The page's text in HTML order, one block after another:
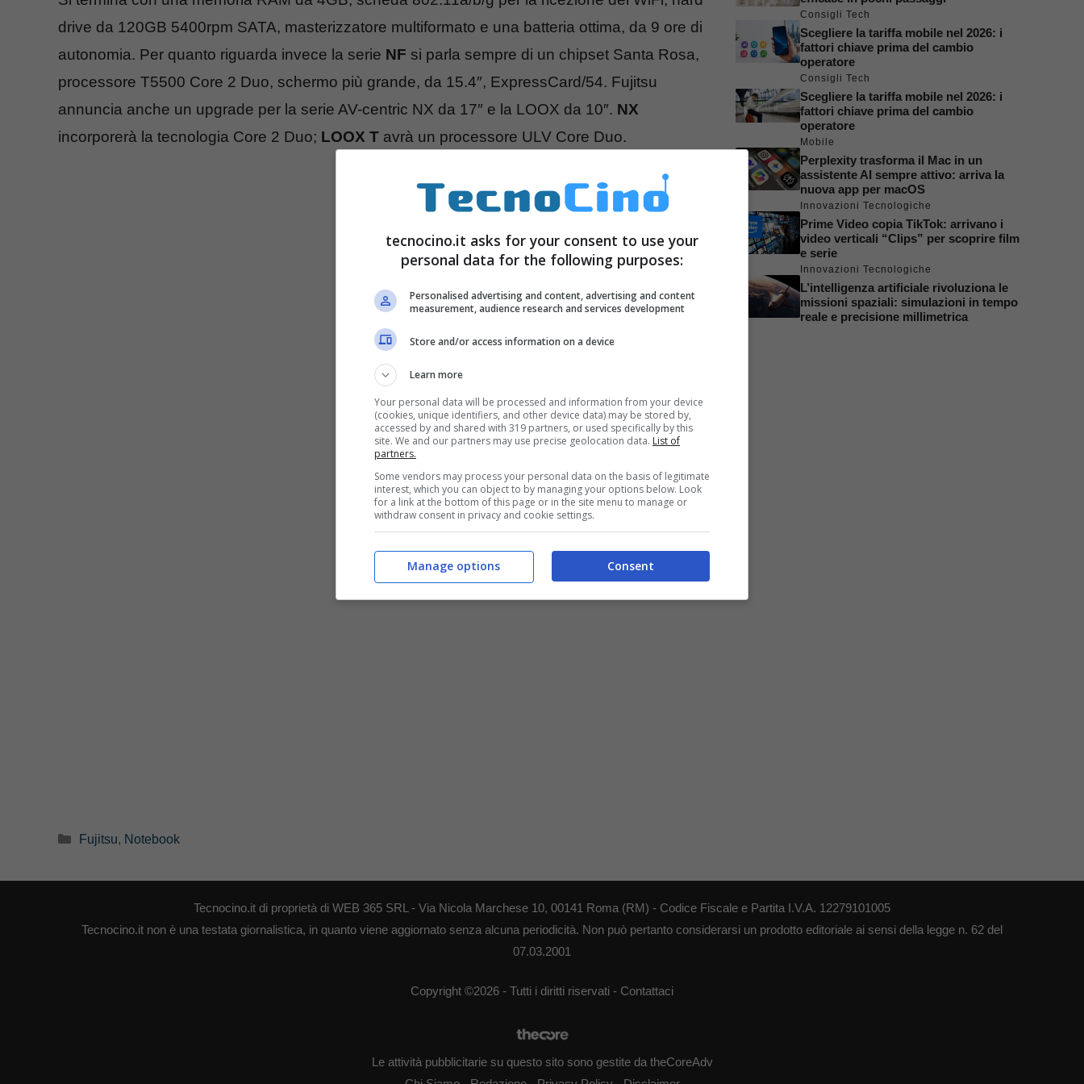
drive da 120GB 5400rpm SATA, masterizzatore multiformato e una batteria ottima, da 9 ore di
autonomia. Per quanto riguarda invece la serie NF si parla sempre di un chipset Santa Rosa,
processore T5500 Core 2 Duo, schermo più grande, da 15.4″, ExpressCard/54. Fujitsu
annuncia anche un upgrade per la serie AV-centric NX da 17″ e la LOOX da 10″. NX
incorporerà la tecnologia Core 2 Duo; LOOX T avrà un processore ULV Core Duo.
Categorie
Fujitsu, Notebook
Consigli Tech
Scegliere la tariffa mobile nel 2026: i
fattori chiave prima del cambio
operatore
Consigli Tech
Scegliere la tariffa mobile nel 2026: i
fattori chiave prima del cambio
operatore
Mobile
Perplexity trasforma il Mac in un
assistente AI sempre attivo: arriva la
nuova app per macOS
Innovazioni Tecnologiche
Prime Video copia TikTok: arrivano i
video verticali “Clips” per scoprire film
e serie
Innovazioni Tecnologiche
L’intelligenza artificiale rivoluziona le
missioni spaziali: simulazioni in tempo
reale e precisione millimetrica
Tecnocino.it di proprietà di WEB 365 SRL - Via Nicola Marchese 10, 00141 Roma (RM) - Codice Fiscale e Partita I.V.A. 12279101005
Tecnocino.it non è una testata giornalistica, in quanto viene aggiornato senza alcuna periodicità. Non può pertanto considerarsi un prodotto editoriale ai sensi della legge n. 62 del
07.03.2001
Copyright ©2026 - Tutti i diritti riservati - Contattaci
Le attività pubblicitarie su questo sito sono gestite da theCoreAdv
tecnocino.it asks for your consent to use your
personal data for the following purposes:
Personalised advertising and content, advertising and content
measurement, audience research and services development
Store and/or access information on a device
Learn more
Your personal data will be processed and information from your device
(cookies, unique identifiers, and other device data) may be stored by,
accessed by and shared with 319 partners, or used specifically by this
site. We and our partners may use precise geolocation data. List of
partners.
Some vendors may process your personal data on the basis of legitimate
interest, which you can object to by managing your options below. Look
for a link at the bottom of this page or in the site menu to manage or
withdraw consent in privacy and cookie settings.
Consent
Manage options